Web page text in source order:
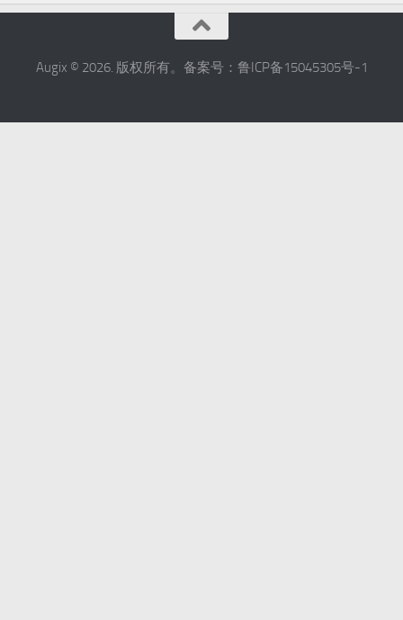
Augix © 2026. 版权所有。备案号：鲁ICP备15045305号-1